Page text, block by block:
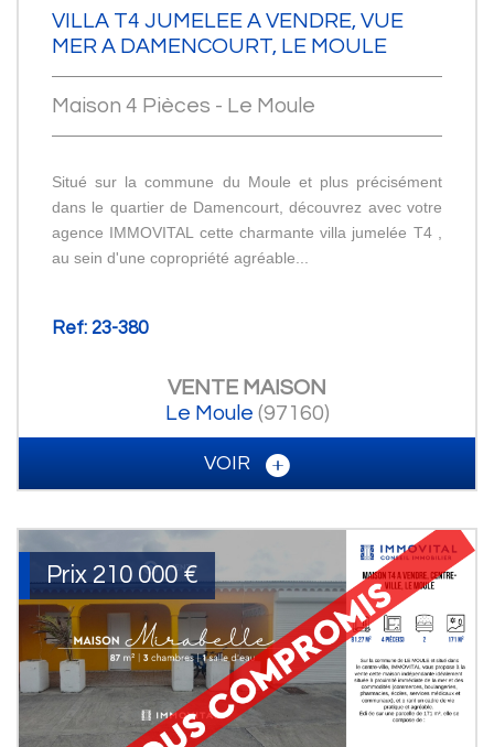
VILLA T4 JUMELEE A VENDRE, VUE
MER A DAMENCOURT, LE MOULE
Maison 4 Pièces - Le Moule
Situé sur la commune du Moule et plus précisément
dans le quartier de Damencourt, découvrez avec votre
agence IMMOVITAL cette charmante villa jumelée T4 ,
au sein d'une copropriété agréable...
Ref: 23-380
VENTE MAISON
Le Moule (97160)
VOIR
Prix 210 000 €